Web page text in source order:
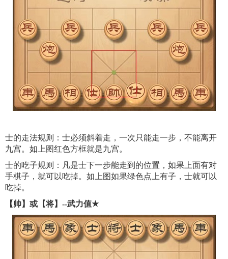
士的走法规则：士必须斜着走，一次只能走一步，不能离开
九宫。如上图红色方框就是九宫。
士的吃子规则：凡是士下一步能走到的位置，如果上面有对
手棋子，就可以吃掉。如上图如果绿色点上有子，士就可以
吃掉。
【帅】或【将】--武力值★